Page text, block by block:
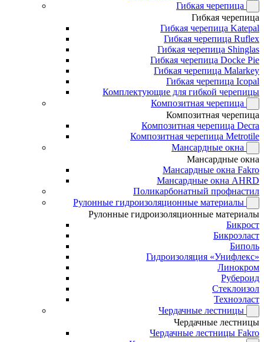
Гибкая черепица
Гибкая черепица
Гибкая черепица Katepal
Гибкая черепица Ruflex
Гибкая черепица Shinglas
Гибкая черепица Docke Pie
Гибкая черепица Malarkey
Гибкая черепица Icopal
Комплектующие для гибкой черепицы
Композитная черепица
Композитная черепица
Композитная черепица Decra
Композитная черепица Metrotile
Мансардные окна
Мансардные окна
Мансардные окна Fakro
Мансардные окна AHRD
Поликарбонатный профнастил
Рулонные гидроизоляционные материалы
Рулонные гидроизоляционные материалы
Бикрост
Бикроэласт
Биполь
Гидроизоляция «Унифлекс»
Линокром
Рубероид
Стеклоизол
Техноэласт
Чердачные лестницы
Чердачные лестницы
Чердачные лестницы Fakro